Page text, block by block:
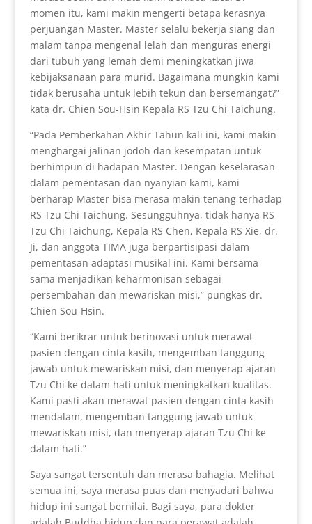
momen itu, kami makin mengerti betapa kerasnya
perjuangan Master. Master selalu bekerja siang dan
malam tanpa mengenal lelah dan menguras energi
dari tubuh yang lemah demi meningkatkan jiwa
kebijaksanaan para murid. Bagaimana mungkin kami
tidak berusaha untuk lebih tekun dan bersemangat?”
kata dr. Chien Sou-Hsin Kepala RS Tzu Chi Taichung.
“Pada Pemberkahan Akhir Tahun kali ini, kami makin
menghargai jalinan jodoh dan kesempatan untuk
berhimpun di hadapan Master. Dengan keselarasan
dalam pementasan dan nyanyian kami, kami
berharap Master bisa merasa makin tenang terhadap
RS Tzu Chi Taichung. Sesungguhnya, tidak hanya RS
Tzu Chi Taichung, Kepala RS Chen, Kepala RS Xie, dr.
Ji, dan anggota TIMA juga berpartisipasi dalam
pementasan adaptasi musikal ini. Kami bersama-
sama menjadikan keharmonisan sebagai
persembahan dan mewariskan misi,” pungkas dr.
Chien Sou-Hsin.
“Kami berikrar untuk berinovasi untuk merawat
pasien dengan cinta kasih, mengemban tanggung
jawab untuk mewariskan misi, dan menyerap ajaran
Tzu Chi ke dalam hati untuk meningkatkan kualitas.
Kami pasti akan merawat pasien dengan cinta kasih
mendalam, mengemban tanggung jawab untuk
mewariskan misi, dan menyerap ajaran Tzu Chi ke
dalam hati.”
Saya sangat tersentuh dan merasa bahagia. Melihat
semua ini, saya merasa puas dan menyadari bahwa
hidup ini sangat bernilai. Bagi saya, para dokter